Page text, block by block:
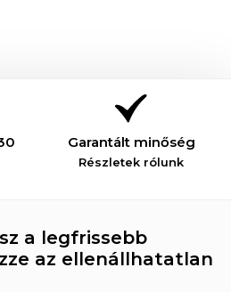
Garantált minőség
Részletek rólunk
a legfrissebb
az ellenállhatatlan